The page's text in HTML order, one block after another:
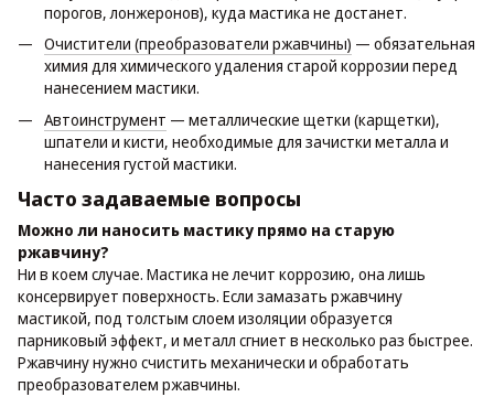
порогов, лонжеронов), куда мастика не достанет.
Очистители (преобразователи ржавчины) — обязательная
химия для химического удаления старой коррозии перед
нанесением мастики.
Автоинструмент — металлические щетки (карщетки),
шпатели и кисти, необходимые для зачистки металла и
нанесения густой мастики.
Часто задаваемые вопросы
Можно ли наносить мастику прямо на старую
ржавчину?
Ни в коем случае. Мастика не лечит коррозию, она лишь
консервирует поверхность. Если замазать ржавчину
мастикой, под толстым слоем изоляции образуется
парниковый эффект, и металл сгниет в несколько раз быстрее.
Ржавчину нужно счистить механически и обработать
преобразователем ржавчины.